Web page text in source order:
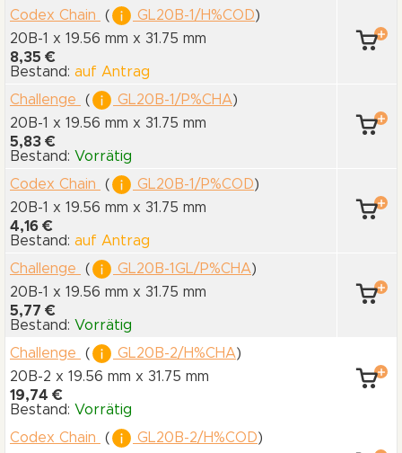
Codex Chain
( GL20B-1/H%COD)
20B-1 x 19.56 mm x 31.75 mm
8,35 €
Bestand: auf Antrag
Challenge
( GL20B-1/P%CHA)
20B-1 x 19.56 mm x 31.75 mm
5,83 €
Bestand: Vorrätig
Codex Chain
( GL20B-1/P%COD)
20B-1 x 19.56 mm x 31.75 mm
4,16 €
Bestand: auf Antrag
Challenge
( GL20B-1GL/P%CHA)
20B-1 x 19.56 mm x 31.75 mm
5,77 €
Bestand: Vorrätig
Challenge
( GL20B-2/H%CHA)
20B-2 x 19.56 mm x 31.75 mm
19,74 €
Bestand: Vorrätig
Codex Chain
( GL20B-2/H%COD)